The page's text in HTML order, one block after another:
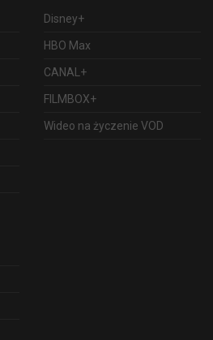
Disney+
HBO Max
CANAL+
FILMBOX+
Wideo na życzenie VOD